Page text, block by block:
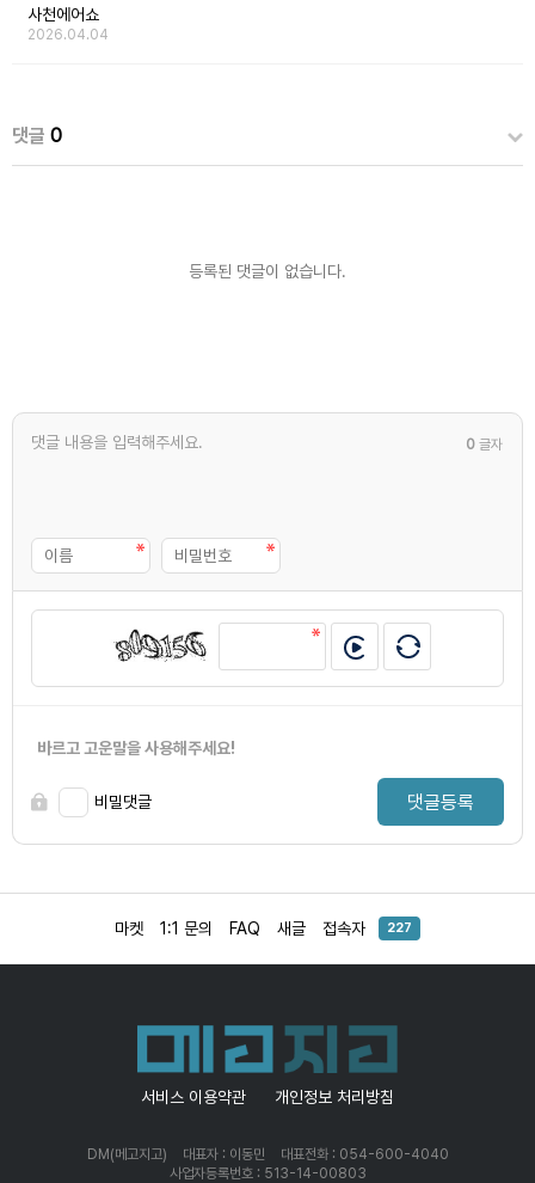
사천에어쇼
2026.04.04
댓글 0
등록된 댓글이 없습니다.
0 글자
바르고 고운말을 사용해주세요!
비밀댓글 댓글등록
마켓 1:1 문의 FAQ 새글 접속자 227
서비스 이용약관 개인정보 처리방침
DM(메고지고) 대표자 : 이동민
대표전화 : 054-600-4040
사업자등록번호 : 513-14-00803